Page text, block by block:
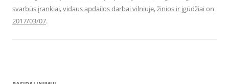
svarbūs įrankiai,vidaus apdailos darbai vilniuje,žinios ir įgūdžiaion
2017/03/07.